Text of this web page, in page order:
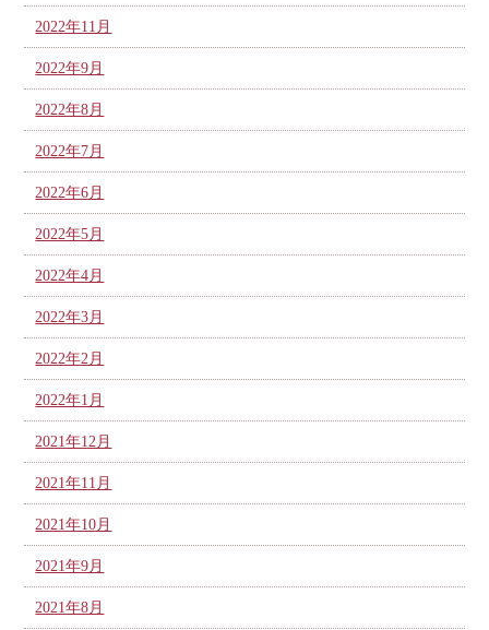
2022年11月
2022年9月
2022年8月
2022年7月
2022年6月
2022年5月
2022年4月
2022年3月
2022年2月
2022年1月
2021年12月
2021年11月
2021年10月
2021年9月
2021年8月